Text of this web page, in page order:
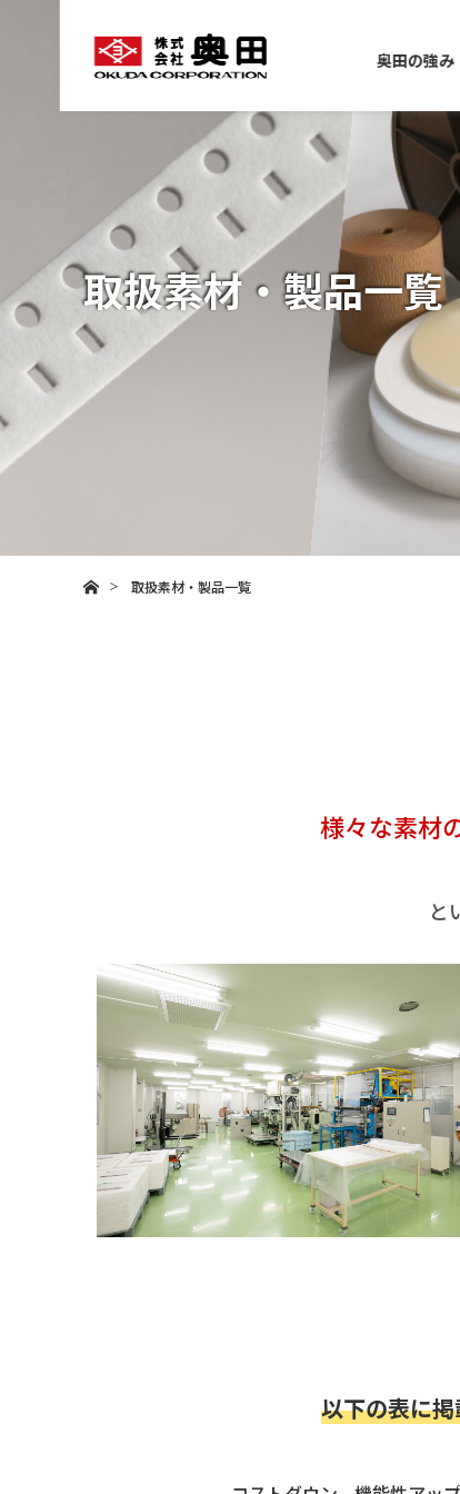
奥田の強み
取扱素材・製品一覧
取扱素材・製品一覧
様々な素材
と
以下の表に